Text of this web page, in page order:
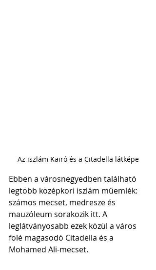
Az iszlám Kairó és a Citadella látképe
Ebben a városnegyedben található
legtöbb középkori iszlám műemlék:
számos mecset, medresze és
mauzóleum sorakozik itt. A
leglátványosabb ezek közül a város
fölé magasodó Citadella és a
Mohamed Ali-mecset.